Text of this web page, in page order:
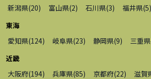
新潟県(20) 富山県(2) 石川県(3) 福井県(5)
東海
愛知県(124) 岐阜県(23) 静岡県(9) 三重県
近畿
大阪府(194) 兵庫県(85) 京都府(22) 滋賀